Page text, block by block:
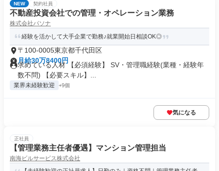
NEW 契約社員
不動産投資会社での管理・オペレーション業務
株式会社パソナ
経験を活かして大手企業で勤務♪就業開始日相談OK◎
〒100-0005東京都千代田区
月給30万8400円
求めている人材 【必須経験】 SV・管理職経験(業種・経験年
数不問) 【必要スキル】...
業界未経験歓迎 +9個
気になる
正社員
【管理業務主任者優遇】マンション管理担当
南海ビルサービス株式会社